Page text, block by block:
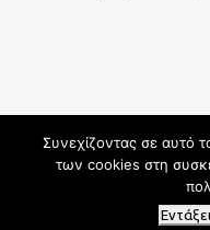
Copyright 2021 -
Web-
Συνεχίζοντας σε αυτό
των cookies στη
Εντάξει